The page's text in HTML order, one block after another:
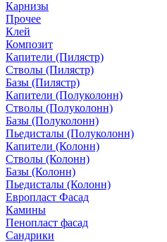
Карнизы
Прочее
Клей
Композит
Капители (Пилястр)
Стволы (Пилястр)
Базы (Пилястр)
Капители (Полуколонн)
Стволы (Полуколонн)
Базы (Полуколонн)
Пьедисталы (Полуколонн)
Капители (Колонн)
Стволы (Колонн)
Базы (Колонн)
Пьедисталы (Колонн)
Европласт Фасад
Камины
Пенопласт фасад
Сандрики